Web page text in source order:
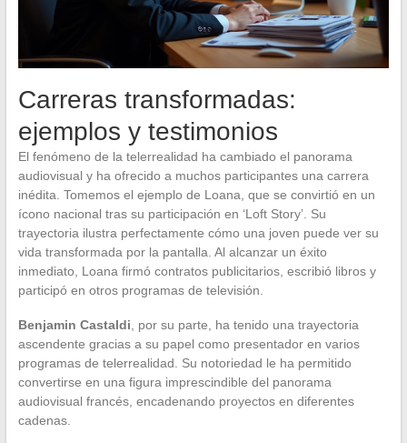
Carreras transformadas:
ejemplos y testimonios
El fenómeno de la telerrealidad ha cambiado el panorama
audiovisual y ha ofrecido a muchos participantes una carrera
inédita. Tomemos el ejemplo de Loana, que se convirtió en un
ícono nacional tras su participación en ‘Loft Story’. Su
trayectoria ilustra perfectamente cómo una joven puede ver su
vida transformada por la pantalla. Al alcanzar un éxito
inmediato, Loana firmó contratos publicitarios, escribió libros y
participó en otros programas de televisión.
Benjamin Castaldi, por su parte, ha tenido una trayectoria
ascendente gracias a su papel como presentador en varios
programas de telerrealidad. Su notoriedad le ha permitido
convertirse en una figura imprescindible del panorama
audiovisual francés, encadenando proyectos en diferentes
cadenas.